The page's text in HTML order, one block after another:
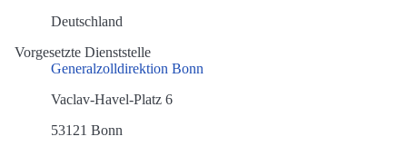
Deutschland
Vorgesetzte Dienststelle
Generalzolldirektion Bonn
Vaclav-Havel-Platz 6
53121 Bonn